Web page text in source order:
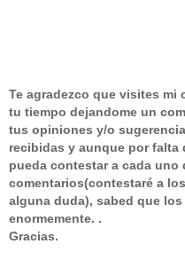
Te agradezco que visites mi
tu tiempo dejandome un
tus opiniones y/o
recibidas y aunque por falta
pueda contestar a cada uno
comentarios(contestaré a
alguna duda), sabed que
enormemente. .
Gracias.